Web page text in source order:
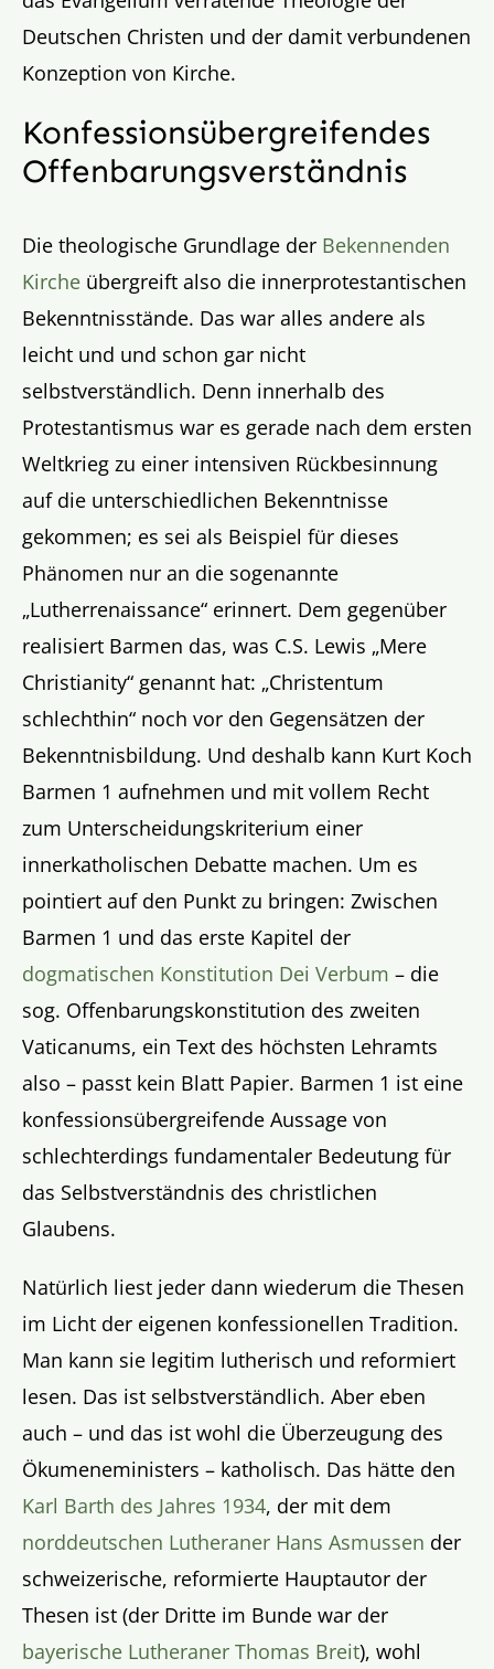
Deutschen Christen und der damit verbundenen
Konzeption von Kirche.
Konfessionsübergreifendes
Offenbarungsverständnis
Die theologische Grundlage der Bekennenden
Kirche übergreift also die innerprotestantischen
Bekenntnisstände. Das war alles andere als
leicht und und schon gar nicht
selbstverständlich. Denn innerhalb des
Protestantismus war es gerade nach dem ersten
Weltkrieg zu einer intensiven Rückbesinnung
auf die unterschiedlichen Bekenntnisse
gekommen; es sei als Beispiel für dieses
Phänomen nur an die sogenannte
„Lutherrenaissance“ erinnert. Dem gegenüber
realisiert Barmen das, was C.S. Lewis „Mere
Christianity“ genannt hat: „Christentum
schlechthin“ noch vor den Gegensätzen der
Bekenntnisbildung. Und deshalb kann Kurt Koch
Barmen 1 aufnehmen und mit vollem Recht
zum Unterscheidungskriterium einer
innerkatholischen Debatte machen. Um es
pointiert auf den Punkt zu bringen: Zwischen
Barmen 1 und das erste Kapitel der
dogmatischen Konstitution Dei Verbum – die
sog. Offenbarungskonstitution des zweiten
Vaticanums, ein Text des höchsten Lehramts
also – passt kein Blatt Papier. Barmen 1 ist eine
konfessionsübergreifende Aussage von
schlechterdings fundamentaler Bedeutung für
das Selbstverständnis des christlichen
Glaubens.
Natürlich liest jeder dann wiederum die Thesen
im Licht der eigenen konfessionellen Tradition.
Man kann sie legitim lutherisch und reformiert
lesen. Das ist selbstverständlich. Aber eben
auch – und das ist wohl die Überzeugung des
Ökumeneministers – katholisch. Das hätte den
Karl Barth des Jahres 1934, der mit dem
norddeutschen Lutheraner Hans Asmussen der
schweizerische, reformierte Hauptautor der
Thesen ist (der Dritte im Bunde war der
bayerische Lutheraner Thomas Breit), wohl